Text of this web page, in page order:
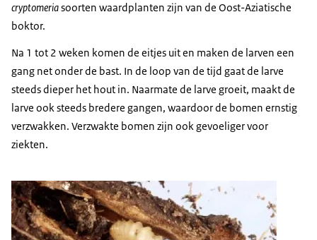
cryptomeriasoorten waardplanten zijn van de Oost-Aziatische
boktor.
Na 1 tot 2 weken komen de eitjes uit en maken de larven een
gang net onder de bast. In de loop van de tijd gaat de larve
steeds dieper het hout in. Naarmate de larve groeit, maakt de
larve ook steeds bredere gangen, waardoor de bomen ernstig
verzwakken. Verzwakte bomen zijn ook gevoeliger voor
ziekten.